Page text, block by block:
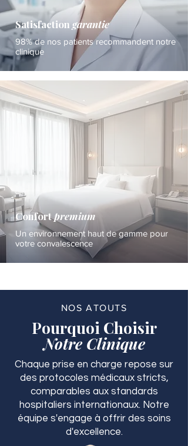
Satisfaction garantie
98% de nos patients recommandent notre
clinique
Confortpremium
Un environnement haut de gamme pour
votre convalescence
NOS ATOUTS
Pourquoi Choisir
Notre Clinique
Chaque prise en charge repose sur
des protocoles médicaux stricts,
comparables aux standards
hospitaliers internationaux. Notre
équipe s'engage à offrir des soins
d'excellence.